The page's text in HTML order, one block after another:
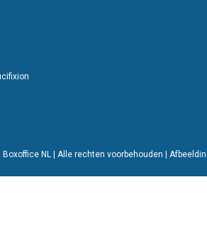
NL | Alle rechten voorbehouden |